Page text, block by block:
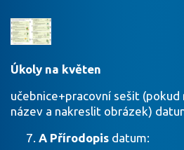
Úkoly na květen
učebnice+pracovní sešit (pokud
název a nakreslit obrázek)
A Přírodopis datum: